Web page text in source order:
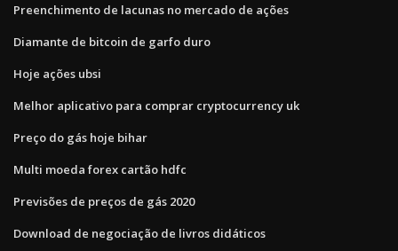
Preenchimento de lacunas no mercado de ações
Diamante de bitcoin de garfo duro
Hoje ações ubsi
Melhor aplicativo para comprar cryptocurrency uk
Preço do gás hoje bihar
Multi moeda forex cartão hdfc
Previsões de preços de gás 2020
Download de negociação de livros didáticos